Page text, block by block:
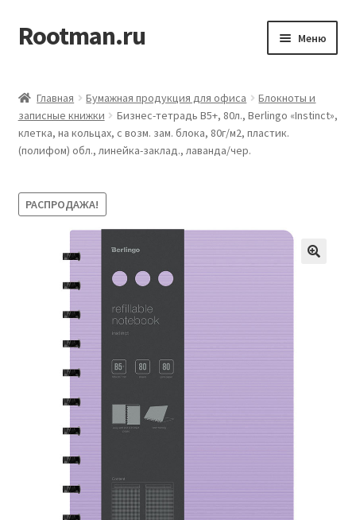
Перейти
к
Перейти
к
Rootman.ru Меню
меню
Офисные принадлежности
Бумажная продукция для офиса
Товары для учёбы
Главная Бумажная продукция для офиса
Блокноты и
записные книжки
Бизнес-тетрадь В5+, 80л., Berlingo «Instinct»,
клетка, на кольцах, с возм. зам. блока, 80г/м2, пластик.
(полифом) обл., линейка-заклад., лаванда/чер.
РАСПРОДАЖА!